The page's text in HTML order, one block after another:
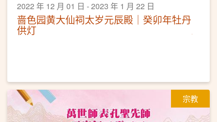
2022 年 12 月 01 日 - 2023 年 1 月 22 日
啬色园黄大仙祠太岁元辰殿｜癸卯年牡丹
供灯
宗教